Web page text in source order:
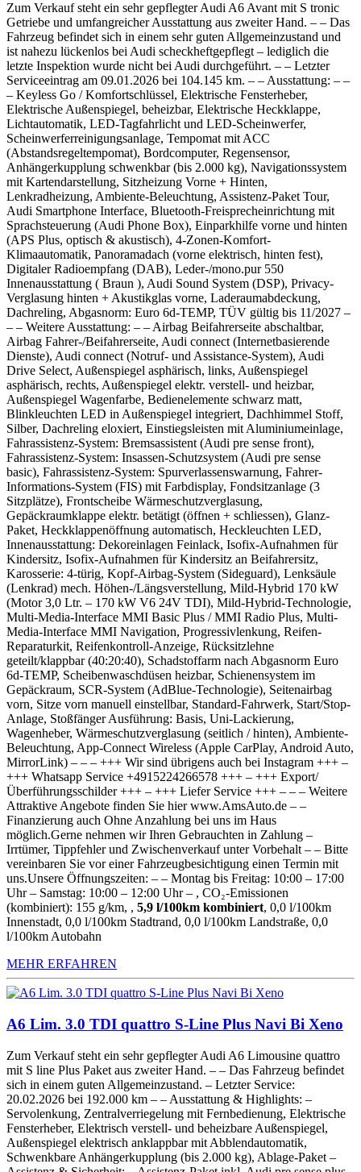
Zum Verkauf steht ein sehr gepflegter Audi A6 Avant mit S tronic
Getriebe und umfangreicher Ausstattung aus zweiter Hand. – – Das
Fahrzeug befindet sich in einem sehr guten Allgemeinzustand und
ist nahezu lückenlos bei Audi scheckheftgepflegt – lediglich die
letzte Inspektion wurde nicht bei Audi durchgeführt. – – Letzter
Serviceeintrag am 09.01.2026 bei 104.145 km. – – Ausstattung: – –
– Keyless Go / Komfortschlüssel, Elektrische Fensterheber,
Elektrische Außenspiegel, beheizbar, Elektrische Heckklappe,
Lichtautomatik, LED-Tagfahrlicht und LED-Scheinwerfer,
Scheinwerferreinigungsanlage, Tempomat mit ACC
(Abstandsregeltempomat), Bordcomputer, Regensensor,
Anhängerkupplung schwenkbar (bis 2.000 kg), Navigationssystem
mit Kartendarstellung, Sitzheizung Vorne + Hinten,
Lenkradheizung, Ambiente-Beleuchtung, Assistenz-Paket Tour,
Audi Smartphone Interface, Bluetooth-Freisprecheinrichtung mit
Sprachsteuerung (Audi Phone Box), Einparkhilfe vorne und hinten
(APS Plus, optisch & akustisch), 4-Zonen-Komfort-
Klimaautomatik, Panoramadach (vorne elektrisch, hinten fest),
Digitaler Radioempfang (DAB), Leder-/mono.pur 550
Innenausstattung ( Braun ), Audi Sound System (DSP), Privacy-
Verglasung hinten + Akustikglas vorne, Laderaumabdeckung,
Dachreling, Abgasnorm: Euro 6d-TEMP, TÜV gültig bis 11/2027 –
– – Weitere Ausstattung: – – Airbag Beifahrerseite abschaltbar,
Airbag Fahrer-/Beifahrerseite, Audi connect (Internetbasierende
Dienste), Audi connect (Notruf- und Assistance-System), Audi
Drive Select, Außenspiegel asphärisch, links, Außenspiegel
asphärisch, rechts, Außenspiegel elektr. verstell- und heizbar,
Außenspiegel Wagenfarbe, Bedienelemente schwarz matt,
Blinkleuchten LED in Außenspiegel integriert, Dachhimmel Stoff,
Silber, Dachreling eloxiert, Einstiegsleisten mit Aluminiumeinlage,
Fahrassistenz-System: Bremsassistent (Audi pre sense front),
Fahrassistenz-System: Insassen-Schutzsystem (Audi pre sense
basic), Fahrassistenz-System: Spurverlassenswarnung, Fahrer-
Informations-System (FIS) mit Farbdisplay, Fondsitzanlage (3
Sitzplätze), Frontscheibe Wärmeschutzverglasung,
Gepäckraumklappe elektr. betätigt (öffnen + schliessen), Glanz-
Paket, Heckklappenöffnung automatisch, Heckleuchten LED,
Innenausstattung: Dekoreinlagen Feinlack, Isofix-Aufnahmen für
Kindersitz, Isofix-Aufnahmen für Kindersitz an Beifahrersitz,
Karosserie: 4-türig, Kopf-Airbag-System (Sideguard), Lenksäule
(Lenkrad) mech. Höhen-/Längsverstellung, Mild-Hybrid 170 kW
(Motor 3,0 Ltr. – 170 kW V6 24V TDI), Mild-Hybrid-Technologie,
Multi-Media-Interface MMI Basic Plus / MMI Radio Plus, Multi-
Media-Interface MMI Navigation, Progressivlenkung, Reifen-
Reparaturkit, Reifenkontroll-Anzeige, Rücksitzlehne
geteilt/klappbar (40:20:40), Schadstoffarm nach Abgasnorm Euro
6d-TEMP, Scheibenwaschdüsen heizbar, Schienensystem im
Gepäckraum, SCR-System (AdBlue-Technologie), Seitenairbag
vorn, Sitze vorn manuell einstellbar, Standard-Fahrwerk, Start/Stop-
Anlage, Stoßfänger Ausführung: Basis, Uni-Lackierung,
Wagenheber, Wärmeschutzverglasung (seitlich / hinten), Ambiente-
Beleuchtung, App-Connect Wireless (Apple CarPlay, Android Auto,
MirrorLink) – – – +++ Wir sind übrigens auch bei Instagram +++ –
+++ Whatsapp Service +4915224266578 +++ – +++ Export/
Überführungsschilder +++ – +++ Liefer Service +++ – – – Weitere
Attraktive Angebote finden Sie hier www.AmsAuto.de – –
Finanzierung auch Ohne Anzahlung bei uns im Haus
möglich.Gerne nehmen wir Ihren Gebrauchten in Zahlung –
Irrtümer, Tippfehler und Zwischenverkauf unter Vorbehalt – – Bitte
vereinbaren Sie vor einer Fahrzeugbesichtigung einen Termin mit
uns.Unsere Öffnungszeiten: – – Montag bis Freitag: 10:00 – 17:00
Uhr – Samstag: 10:00 – 12:00 Uhr – , CO₂-Emissionen
(kombiniert): 155 g/km, , 5,9 l/100km kombiniert, 0,0 l/100km
Innenstadt, 0,0 l/100km Stadtrand, 0,0 l/100km Landstraße, 0,0
l/100km Autobahn
MEHR ERFAHREN
A6 Lim. 3.0 TDI quattro S-Line Plus Navi Bi Xeno
Zum Verkauf steht ein sehr gepflegter Audi A6 Limousine quattro
mit S line Plus Paket aus zweiter Hand. – – Das Fahrzeug befindet
sich in einem guten Allgemeinzustand. – Letzter Service:
20.02.2026 bei 192.000 km – – Ausstattung & Highlights: –
Servolenkung, Zentralverriegelung mit Fernbedienung, Elektrische
Fensterheber, Elektrisch verstell- und beheizbare Außenspiegel,
Außenspiegel elektrisch anklappbar mit Abblendautomatik,
Schwenkbare Anhängerkupplung (bis 2.000 kg), Ablage-Paket –